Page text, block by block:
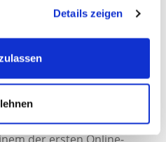
Details zeigen